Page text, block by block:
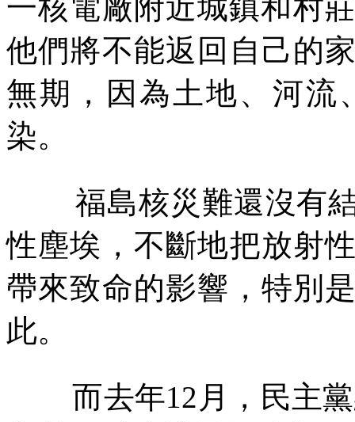
一核電廠附近城鎮和村
他們將不能返回自己的
無期，因為土地、河流
染。
福島核災難還沒有
性塵埃，不斷地把放射
帶來致命的影響，特別
此。
而去年12 月，民主